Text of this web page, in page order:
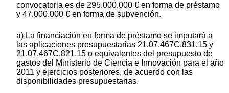
convocatoria es de 295.000.000 € en forma de préstamo
y 47.000.000 € en forma de subvención.
a) La financiación en forma de préstamo se imputará a
las aplicaciones presupuestarias 21.07.467C.831.15 y
21.07.467C.821.15 o equivalentes del presupuesto de
gastos del Ministerio de Ciencia e Innovación para el año
2011 y ejercicios posteriores, de acuerdo con las
disponibilidades presupuestarias.